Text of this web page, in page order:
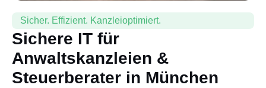
Sicher. Effizient. Kanzleioptimiert.
Sichere IT für
Anwaltskanzleien &
Steuerberater in München